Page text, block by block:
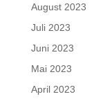
August 2023
Juli 2023
Juni 2023
Mai 2023
April 2023